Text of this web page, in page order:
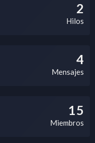
2
Hilos
4
Mensajes
15
Miembros